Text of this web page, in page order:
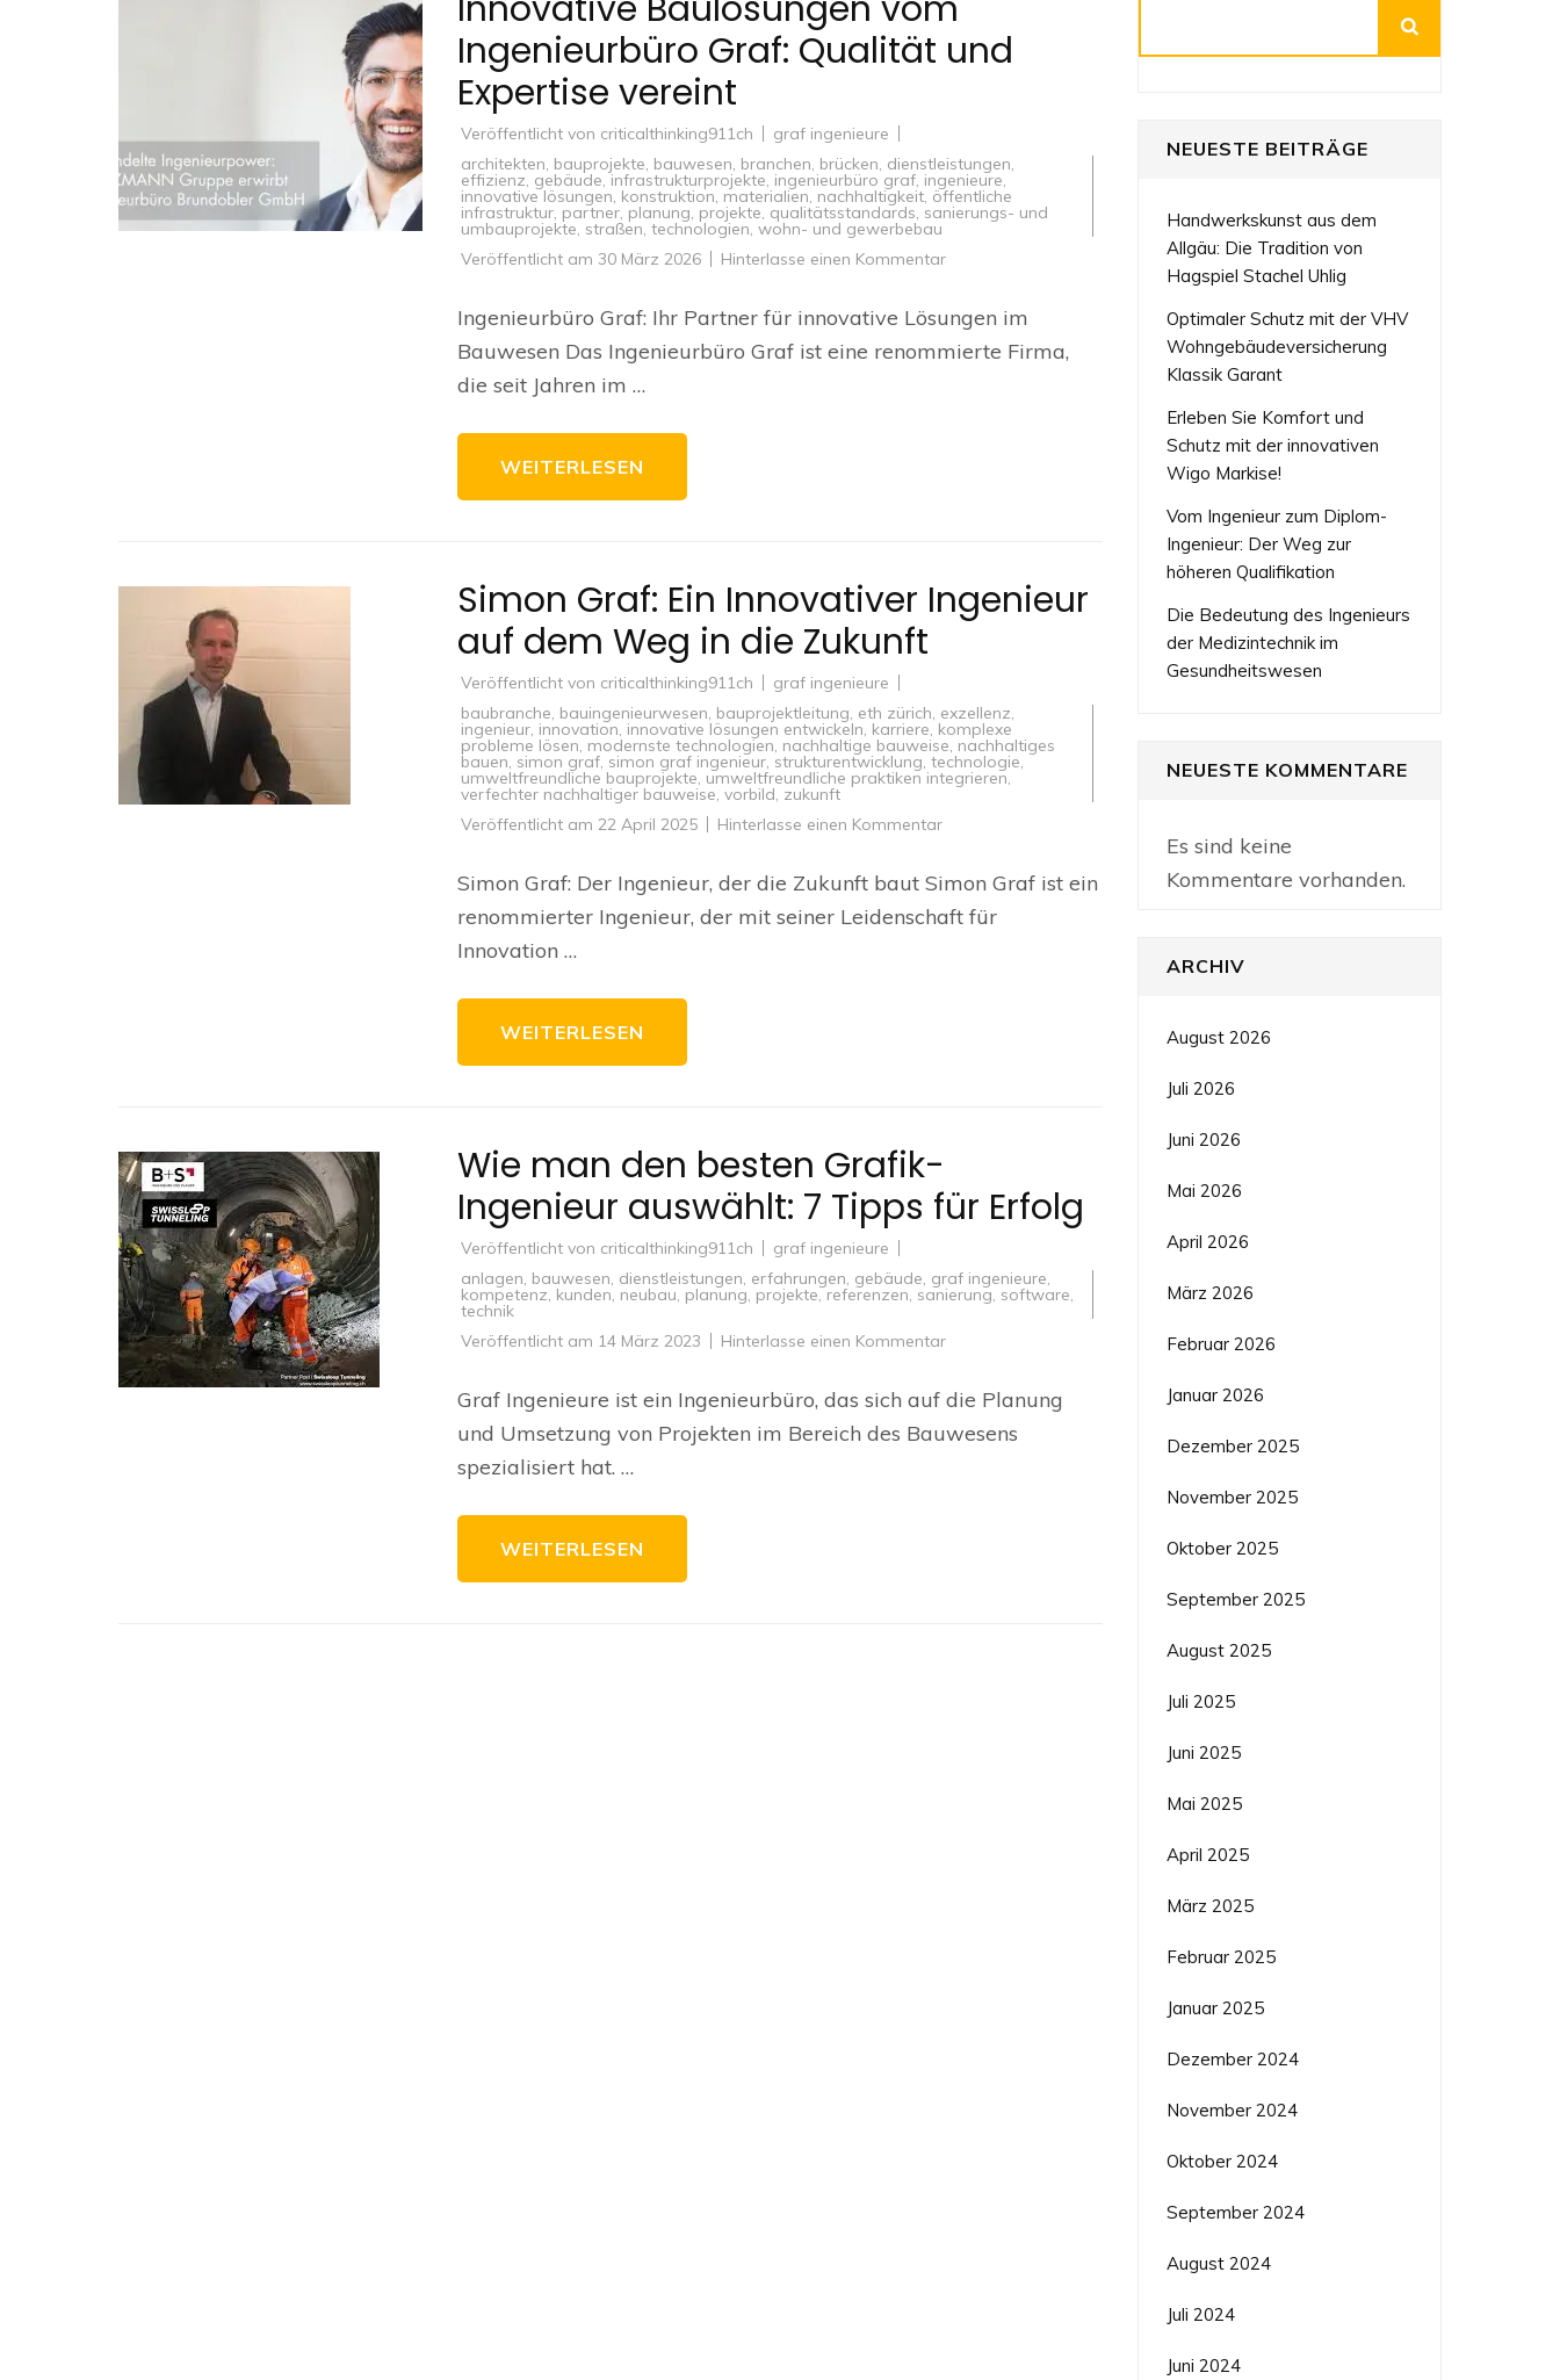
Ingenieurbüro Graf: Qualität und
Expertise vereint
Veröffentlicht von criticalthinking911ch
graf ingenieure
architekten, bauprojekte, bauwesen, branchen, brücken, dienstleistungen,
effizienz, gebäude,infrastrukturprojekte, ingenieurbüro graf, ingenieure,
innovative lösungen, konstruktion, materialien, nachhaltigkeit, öffentliche
infrastruktur, partner, planung, projekte, qualitätsstandards, sanierungs- und
umbauprojekte, straßen, technologien, wohn- und gewerbebau
Veröffentlicht am 30 März 2026 Hinterlasse einen Kommentarzu
Ingenieurbüro
Qualität
Ingenieurbüro Graf: Ihr Partner für innovative Lösungen im
Bauwesen Das Ingenieurbüro Graf ist eine renommierte Firma,
die seit Jahren im …
WEITERLESEN
Simon Graf: Ein Innovativer Ingenieur
auf dem Weg in die Zukunft
Veröffentlicht von criticalthinking911ch
graf ingenieure
baubranche, bauingenieurwesen, bauprojektleitung, eth zürich, exzellenz,
ingenieur, innovation, innovative lösungen entwickeln, karriere, komplexe
probleme lösen, modernste technologien, nachhaltige bauweise, nachhaltiges
bauen, simon graf, simon graf ingenieur, strukturentwicklung, technologie,
umweltfreundliche bauprojekte, umweltfreundliche praktiken integrieren,
verfechter nachhaltiger bauweise, vorbild, zukunft
Veröffentlicht am 22 April 2025 Hinterlasse einen Kommentarzu
Ein
Innovativer
Ingenieur
auf
Simon Graf: Der Ingenieur, der die Zukunft baut Simon Graf ist ein
renommierter Ingenieur, der mit seiner Leidenschaft für
Innovation …
WEITERLESEN
Wie man den besten Grafik-
Ingenieur auswählt: 7 Tipps für Erfolg
Veröffentlicht von criticalthinking911ch
graf ingenieure
anlagen, bauwesen, dienstleistungen, erfahrungen, gebäude, graf ingenieure,
kompetenz, kunden, neubau, planung, projekte,referenzen, sanierung, software,
technik
Veröffentlicht am 14 März 2023 Hinterlasse einen Kommentarzu
den
besten
Ingenieur
Graf Ingenieure ist ein Ingenieurbüro, das sich auf die Planung
und Umsetzung von Projekten im Bereich des Bauwesens
spezialisiert hat. …
WEITERLESEN
NEUESTE BEITRÄGE
Handwerkskunst aus dem
Allgäu: Die Tradition von
Hagspiel Stachel Uhlig
Optimaler Schutz mit der VHV
Wohngebäudeversicherung
Klassik Garant
Erleben Sie Komfort und
Schutz mit der innovativen
Wigo Markise!
Vom Ingenieur zum Diplom-
Ingenieur: Der Weg zur
höheren Qualifikation
Die Bedeutung des Ingenieurs
der Medizintechnik im
Gesundheitswesen
NEUESTE KOMMENTARE
Es sind keine
Kommentare vorhanden.
ARCHIV
August 2026
Juli 2026
Juni 2026
Mai 2026
April 2026
März 2026
Februar 2026
Januar 2026
Dezember 2025
November 2025
Oktober 2025
September 2025
August 2025
Juli 2025
Juni 2025
Mai 2025
April 2025
März 2025
Februar 2025
Januar 2025
Dezember 2024
November 2024
Oktober 2024
September 2024
August 2024
Juli 2024
Juni 2024